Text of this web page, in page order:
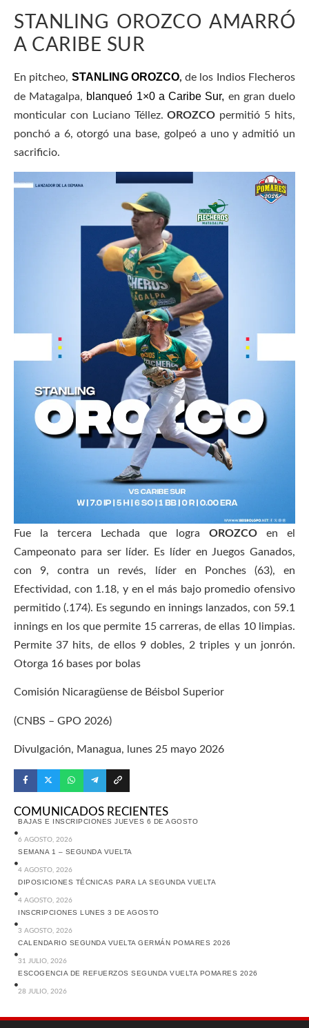
STANLING OROZCO AMARRÓ
A CARIBE SUR
En pitcheo, STANLING OROZCO, de los Indios Flecheros
de Matagalpa, blanqueó 1×0 a Caribe Sur, en gran duelo
monticular con Luciano Téllez.OROZCO permitió 5 hits,
ponchó a 6, otorgó una base, golpeó a uno y admitió un
sacrificio.
Fue la tercera Lechada que logra OROZCO en el
Campeonato para ser líder. Es líder en Juegos Ganados,
con 9, contra un revés, líder en Ponches (63), en
Efectividad, con 1.18, y en el más bajo promedio ofensivo
permitido (.174). Es segundo en innings lanzados, con 59.1
innings en los que permite 15 carreras, de ellas 10 limpias.
Permite 37 hits, de ellos 9 dobles, 2 triples y un jonrón.
Otorga 16 bases por bolas
Comisión Nicaragüense de Béisbol Superior
(CNBS – GPO 2026)
Divulgación, Managua, lunes 25 mayo 2026
COMUNICADOS RECIENTES
BAJAS E INSCRIPCIONES JUEVES 6 DE AGOSTO
6 AGOSTO, 2026
SEMANA 1 – SEGUNDA VUELTA
4 AGOSTO, 2026
DIPOSICIONES TÉCNICAS PARA LA SEGUNDA VUELTA
4 AGOSTO, 2026
INSCRIPCIONES LUNES 3 DE AGOSTO
3 AGOSTO, 2026
CALENDARIO SEGUNDA VUELTA GERMÁN POMARES 2026
31 JULIO, 2026
ESCOGENCIA DE REFUERZOS SEGUNDA VUELTA POMARES 2026
28 JULIO, 2026